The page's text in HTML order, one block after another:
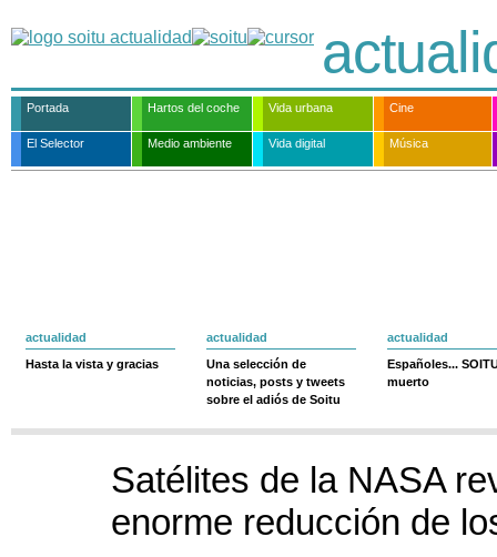
Portada Hartos del coche Vida urbana Cine
El Selector Medio ambiente Vida digital Música
actualidad
Hasta la vista y gracias
actualidad
Una selección de
noticias, posts y tweets
sobre el adiós de Soitu
actualidad
Españoles...
muerto
Satélites de la NASA
enorme reducción de